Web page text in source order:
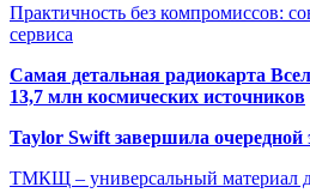
Практичность без компромиссов:
сервиса
Самая детальная радиокарта
13,7 млн космических источников
Taylor Swift завершила очередной
ТМКЩ – универсальный материал